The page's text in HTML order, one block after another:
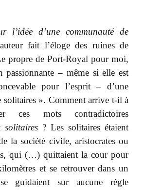
l’idée d’une communauté de
fait l’éloge des ruines de
propre de Port-Royal pour moi,
passionnante – même si elle est
pour l’esprit – d’une
solitaires ». Comment arrive t-il à
ces mots contradictoires
solitaires ? Les solitaires étaient
la société civile, aristocrates ou
qui (…) quittaient la cour pour
et se retrouver dans un
guidaient sur aucune règle